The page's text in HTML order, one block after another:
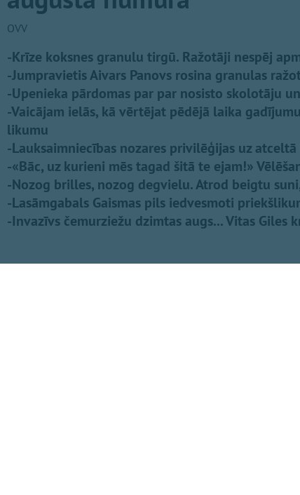
OVV
-Krīze koksnes granulu tirgū. Ražotāji nespēj
-Jumpravietis Aivars Panovs rosina granulas
-Upenieka pārdomas par par nosisto skolotāju
-Vaicājam ielās, kā vērtējat pēdējā laika
likumu
-Lauksaimniecības nozares privilēģijas uz
-«Bāc, uz kurieni mēs tagad šitā te ejam!»
-Nozog brilles, nozog degvielu. Atrod beigtu
-Lasāmgabals Gaismas pils iedvesmoti
-Invazīvs čemurziežu dzimtas augs... Vitas Giles